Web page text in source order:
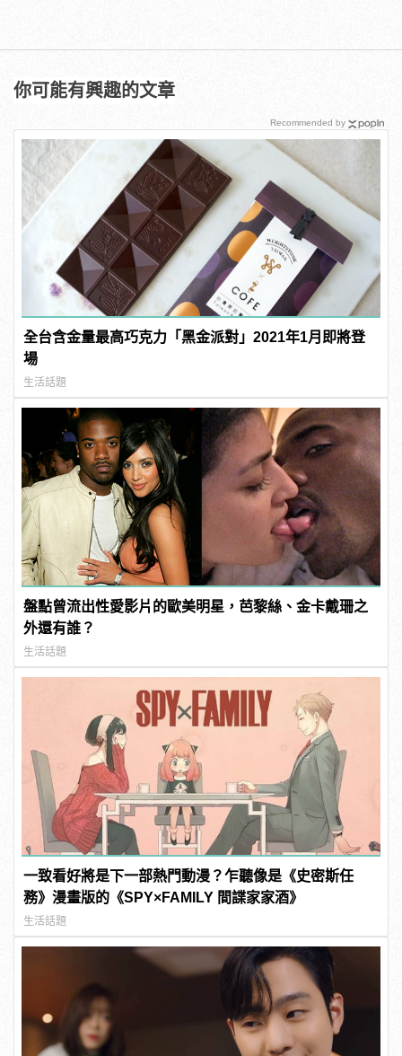
你可能有興趣的文章
全台含金量最高巧克力「黑金派對」2021年1月即將登
場
生活話題
盤點曾流出性愛影片的歐美明星，芭黎絲、金卡戴珊之
外還有誰？
生活話題
一致看好將是下一部熱門動漫？乍聽像是《史密斯任
務》漫畫版的《SPY×FAMILY 間諜家家酒》
生活話題
Recommended by